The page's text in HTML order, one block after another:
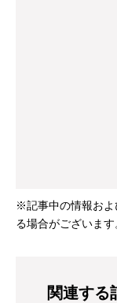
※記事中の情報およ
る場合がございます
関連する